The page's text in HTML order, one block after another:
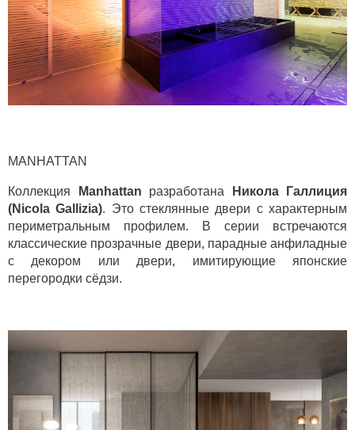
MANHATTAN
Коллекция Manhattan разработана
Никола Галлиция
(Nicola Gallizia). Это стеклянные двери с характерным
периметральным профилем. В серии встречаются
классические прозрачные двери, парадные анфиладные
с декором или двери, имитирующие японские
перегородки сёдзи.